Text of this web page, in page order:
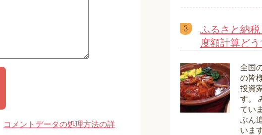
コメントデータの処理方法の詳
ふるさと納
度額計算ど
全国
の皆
投資
す。
てい
ぶん
いま